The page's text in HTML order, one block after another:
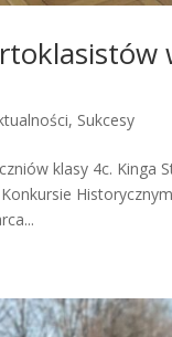
, Sukcesy
klasy 4c. Kinga